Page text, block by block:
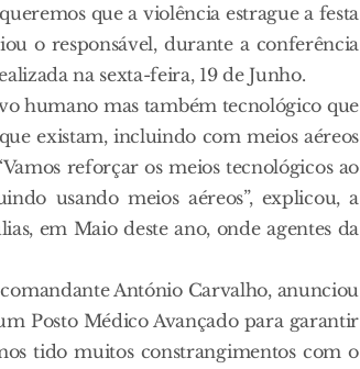
que a violência estrague a festa
o responsável, durante a conferência
na sexta-feira, 19 de Junho.
humano mas também tecnológico que
existam, incluindo com meios aéreos
reforçar os meios tecnológicos ao
usando meios aéreos”, explicou, a
em Maio deste ano, onde agentes da
António Carvalho, anunciou
Posto Médico Avançado para garantir
tido muitos constrangimentos com o